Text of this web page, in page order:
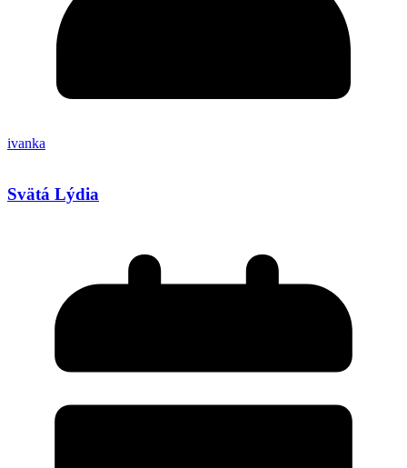
ivanka
Svätá Lýdia